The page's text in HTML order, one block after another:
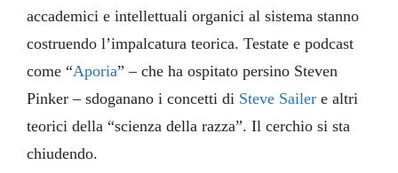
accademici e intellettuali organici al sistema stanno
costruendo l’impalcatura teorica. Testate e podcast
come “Aporia” – che ha ospitato persino Steven
Pinker – sdoganano i concetti di Steve Sailer e altri
teorici della “scienza della razza”. Il cerchio si sta
chiudendo.